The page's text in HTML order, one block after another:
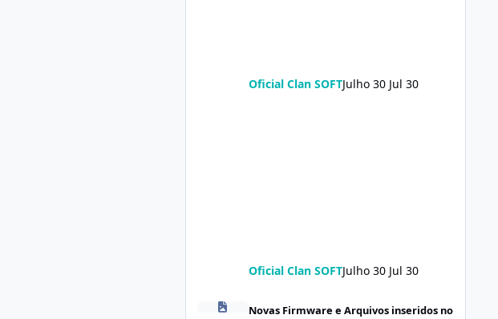
Oficial Clan SOFTJulho 30 Jul 30
Oficial Clan SOFTJulho 30 Jul 30
POCO X8 Pro (klee) ENG Firmware Engineering Rom
Novas Firmware e Arquivos inseridos no